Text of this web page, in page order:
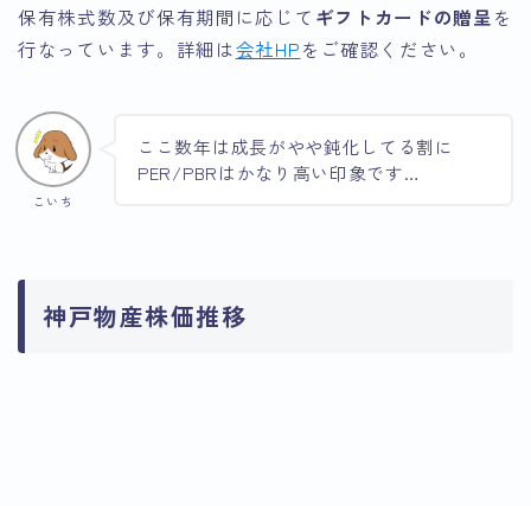
保有株式数及び保有期間に応じて ギフトカードの贈呈 を
行なっています。詳細は会社HPをご確認ください。
こいち
ここ数年は成長がやや鈍化してる割に
PER/PBRはかなり高い印象です…
神戸物産株価推移